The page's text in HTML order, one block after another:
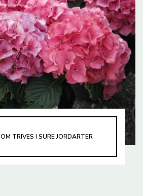
TRIVES I SURE JORDARTER